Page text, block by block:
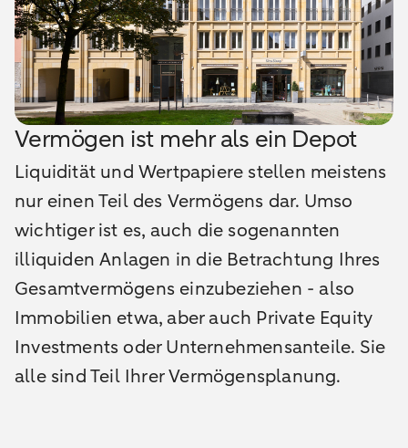
Vermögen ist mehr als ein Depot
Liquidität und Wertpapiere stellen meistens
nur einen Teil des Vermögens dar. Umso
wichtiger ist es, auch die sogenannten
illiquiden Anlagen in die Betrachtung Ihres
Gesamtvermögens einzubeziehen - also
Immobilien etwa, aber auch Private Equity
Investments oder Unternehmensanteile. Sie
alle sind Teil Ihrer Vermögensplanung.